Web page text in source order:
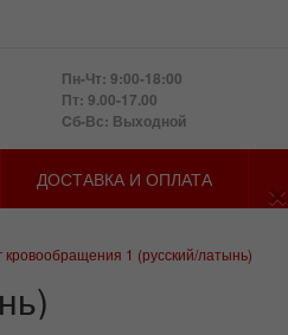
Пн-Чт: 9:00-18:00
Пт: 9.00-17.00
Cб-Вс: Выходной
ДОСТАВКА И ОПЛАТА
1 (русский/латынь)
×